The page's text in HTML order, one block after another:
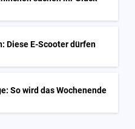
Diese E-Scooter dürfen
So wird das Wochenende